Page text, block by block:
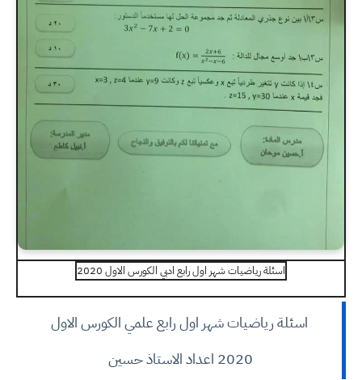
اسئلة رياضيات شهر اول رابع ادبي الكورس الاول 2020
اسئلة رياضيات شهر اول رابع علمي الكورس الاول
2020 اعداد الاستاذ حسين